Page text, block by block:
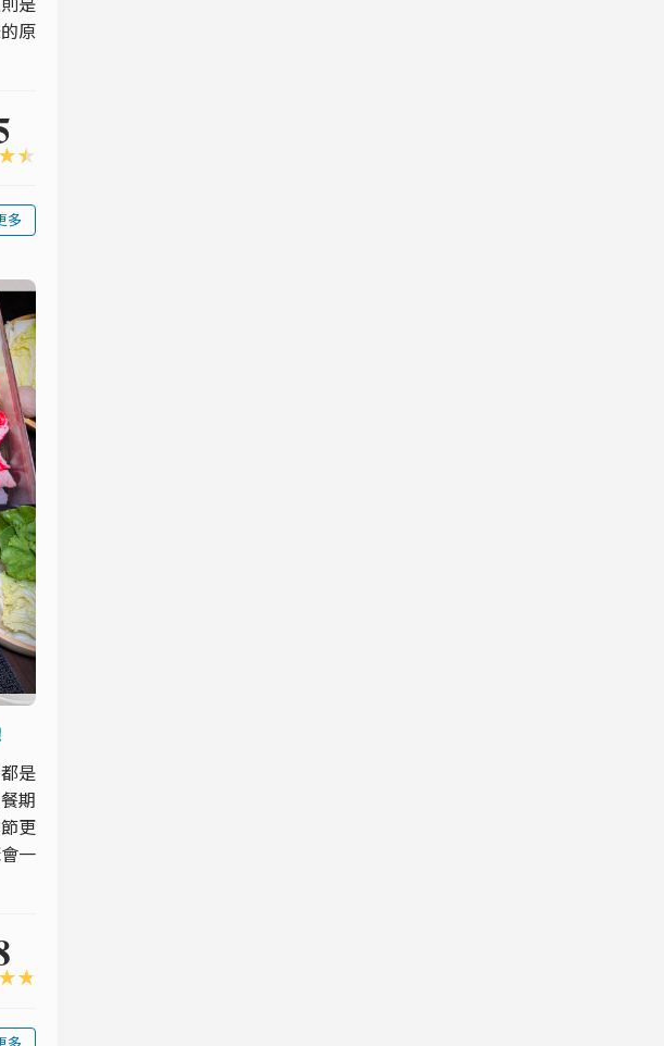
是
原
★★
多
是
期
更
一
★★
多